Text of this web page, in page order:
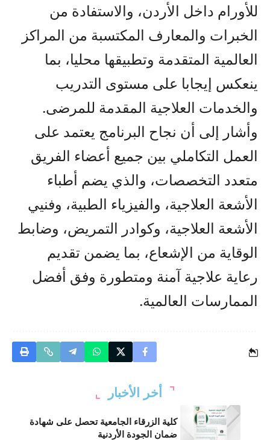
للأورام داخل الأردن، والاستفادة من
الخبرات والمعارف المكتسبة من المراكز
العالمية المتقدمة وتطبيقها محليا، بما
ينعكس إيجابا على مستوى التدريب
والخدمات العلاجية المقدمة للمرضى.
وأشار إلى أن نجاح البرنامج يعتمد على
العمل التكاملي بين جميع أعضاء الفريق
متعدد التخصصات، والذي يضم أطباء
الأشعة العلاجية، والفيزياء الطبية، وفنيي
الأشعة العلاجية، وكوادر التمريض، وضابط
الوقاية من الإشعاع، بما يضمن تقديم
رعاية علاجية آمنة ومتطورة وفق أفضل
الممارسات العالمية.
أخر الأخبار
كلية الزرقاء الجامعية تحصل على شهادة
ضمان الجودة الأردنية